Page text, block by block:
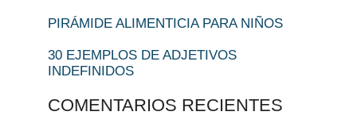
PIRÁMIDE ALIMENTICIA PARA NIÑOS
30 EJEMPLOS DE ADJETIVOS
INDEFINIDOS
COMENTARIOS RECIENTES